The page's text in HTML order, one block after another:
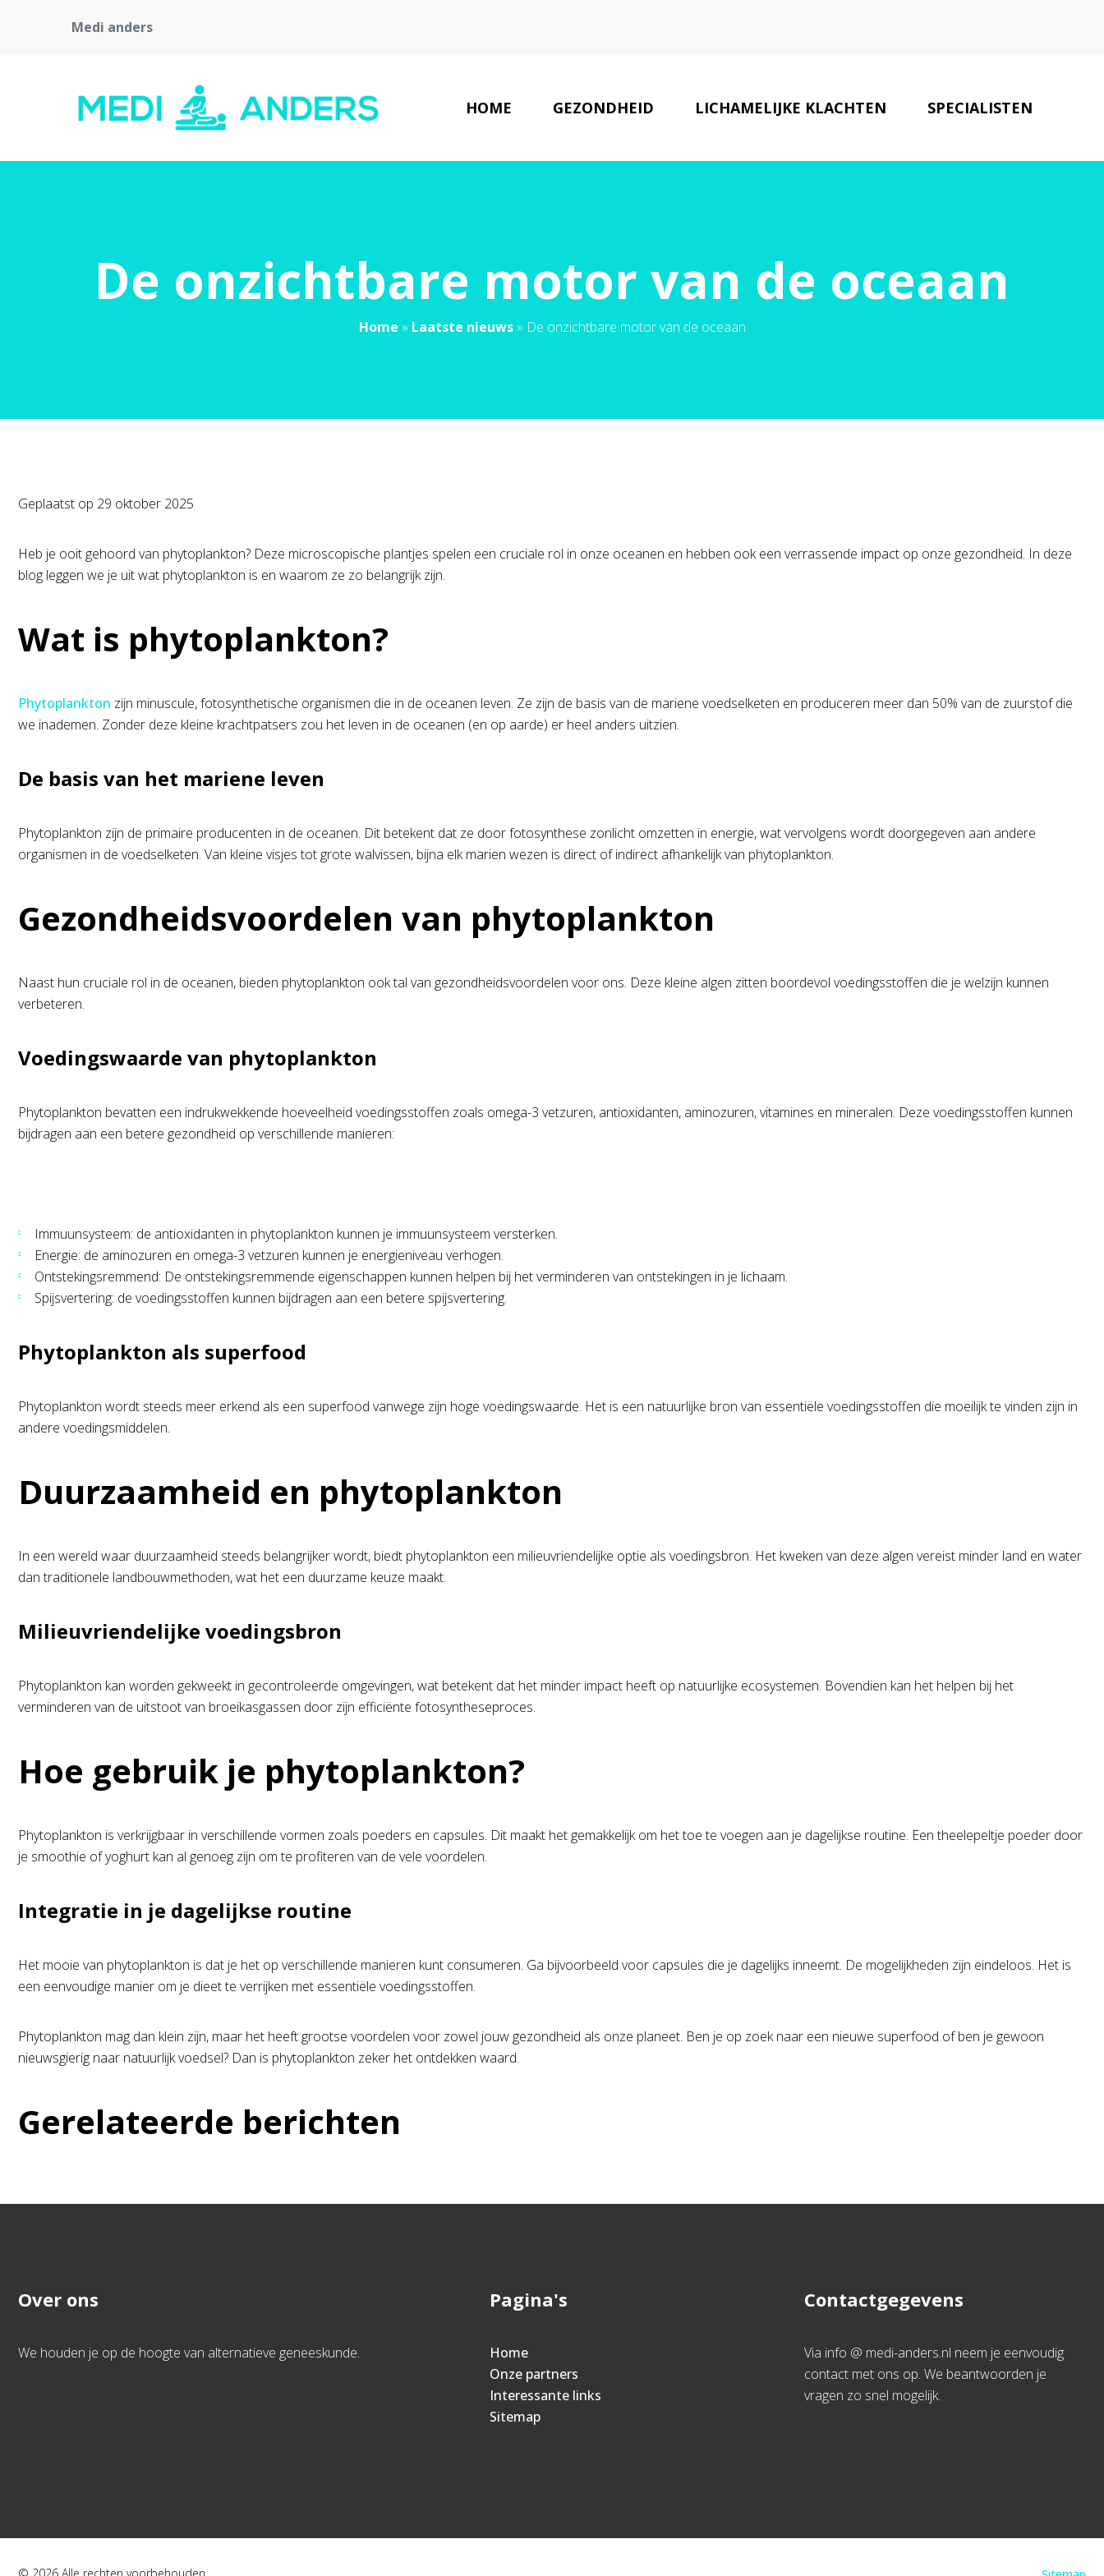
Medi anders
HOME GEZONDHEID LICHAMELIJKE KLACHTEN SPECIALISTEN
De onzichtbare motor van de oceaan
Home » Laatste nieuws» De onzichtbare motor van de oceaan
Geplaatst op 29 oktober 2025
Heb je ooit gehoord van phytoplankton? Deze microscopische plantjes spelen een cruciale rol in onze oceanen en hebben ook een verrassende impact op onze gezondheid. In deze
blog leggen we je uit wat phytoplankton is en waarom ze zo belangrijk zijn.
Wat is phytoplankton?
Phytoplankton zijn minuscule, fotosynthetische organismen die in de oceanen leven. Ze zijn de basis van de mariene voedselketen en produceren meer dan 50% van de zuurstof die
we inademen. Zonder deze kleine krachtpatsers zou het leven in de oceanen (en op aarde) er heel anders uitzien.
De basis van het mariene leven
Phytoplankton zijn de primaire producenten in de oceanen. Dit betekent dat ze door fotosynthese zonlicht omzetten in energie, wat vervolgens wordt doorgegeven aan andere
organismen in de voedselketen. Van kleine visjes tot grote walvissen, bijna elk marien wezen is direct of indirect afhankelijk van phytoplankton.
Gezondheidsvoordelen van phytoplankton
Naast hun cruciale rol in de oceanen, bieden phytoplankton ook tal van gezondheidsvoordelen voor ons. Deze kleine algen zitten boordevol voedingsstoffen die je welzijn kunnen
verbeteren.
Voedingswaarde van phytoplankton
Phytoplankton bevatten een indrukwekkende hoeveelheid voedingsstoffen zoals omega-3 vetzuren, antioxidanten, aminozuren, vitamines en mineralen. Deze voedingsstoffen kunnen
bijdragen aan een betere gezondheid op verschillende manieren:
Immuunsysteem: de antioxidanten in phytoplankton kunnen je immuunsysteem versterken.
Energie: de aminozuren en omega-3 vetzuren kunnen je energieniveau verhogen.
Ontstekingsremmend: De ontstekingsremmende eigenschappen kunnen helpen bij het verminderen van ontstekingen in je lichaam.
Spijsvertering: de voedingsstoffen kunnen bijdragen aan een betere spijsvertering.
Phytoplankton als superfood
Phytoplankton wordt steeds meer erkend als een superfood vanwege zijn hoge voedingswaarde. Het is een natuurlijke bron van essentiële voedingsstoffen die moeilijk te vinden zijn in
andere voedingsmiddelen.
Duurzaamheid en phytoplankton
In een wereld waar duurzaamheid steeds belangrijker wordt, biedt phytoplankton een milieuvriendelijke optie als voedingsbron. Het kweken van deze algen vereist minder land en water
dan traditionele landbouwmethoden, wat het een duurzame keuze maakt.
Milieuvriendelijke voedingsbron
Phytoplankton kan worden gekweekt in gecontroleerde omgevingen, wat betekent dat het minder impact heeft op natuurlijke ecosystemen. Bovendien kan het helpen bij het
verminderen van de uitstoot van broeikasgassen door zijn efficiënte fotosyntheseproces.
Hoe gebruik je phytoplankton?
Phytoplankton is verkrijgbaar in verschillende vormen zoals poeders en capsules. Dit maakt het gemakkelijk om het toe te voegen aan je dagelijkse routine. Een theelepeltje poeder door
je smoothie of yoghurt kan al genoeg zijn om te profiteren van de vele voordelen.
Integratie in je dagelijkse routine
Het mooie van phytoplankton is dat je het op verschillende manieren kunt consumeren. Ga bijvoorbeeld voor capsules die je dagelijks inneemt. De mogelijkheden zijn eindeloos. Het is
een eenvoudige manier om je dieet te verrijken met essentiële voedingsstoffen.
Phytoplankton mag dan klein zijn, maar het heeft grootse voordelen voor zowel jouw gezondheid als onze planeet. Ben je op zoek naar een nieuwe superfood of ben je gewoon
nieuwsgierig naar natuurlijk voedsel? Dan is phytoplankton zeker het ontdekken waard.
Gerelateerde berichten
Over ons
We houden je op de hoogte van alternatieve geneeskunde.
Pagina's
Home
Onze partners
Interessante links
Sitemap
Contactgegevens
Via info @ medi-anders.nl neem je eenvoudig
contact met ons op. We beantwoorden je
vragen zo snel mogelijk.